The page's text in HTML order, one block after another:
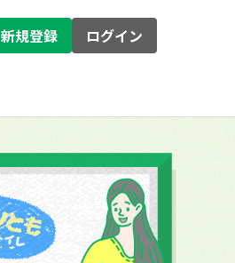
新規登録 ログイン